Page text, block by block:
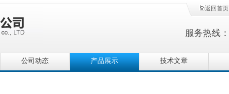
返回首页
服务热线：
公司动态 产品展示 技术文章